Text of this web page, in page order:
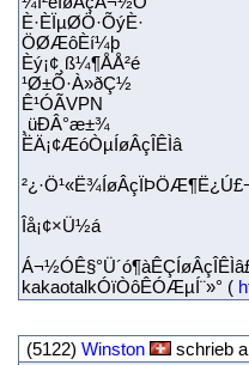
È·ÈÏµØÖ·ÕýÈ·
ÖØÆôÈí¼þ
Èý¡¢¸ß¼¶ÅÅ²é
¹Ø±Õ·À»ðÇ½
Ê¹ÓÃVPN
¸üÐÂ°æ±¾
ËÄ¡¢ÆóÒµÍøÂçÎÊÌâ
Îå¡¢×Ü½á
kakaotalkÓïÒôÊÓÆµÍ¨»° (
(5122) Winston
schrieb